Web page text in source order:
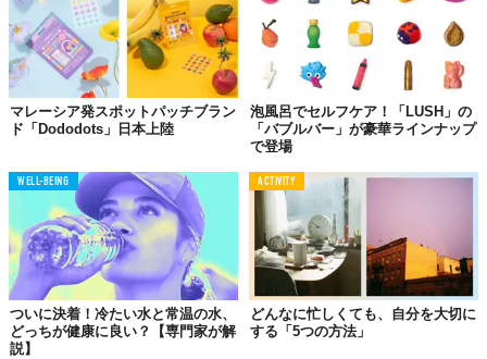
マレーシア発スポットパッチブラン
ド「Dododots」日本上陸
泡風呂でセルフケア！「LUSH」の
「バブルバー」が豪華ラインナップ
で登場
WELL-BEING
ついに決着！冷たい水と常温の水、
どっちが健康に良い？【専門家が解
説】
ACTIVITY
どんなに忙しくても、自分を大切に
する「5つの方法」